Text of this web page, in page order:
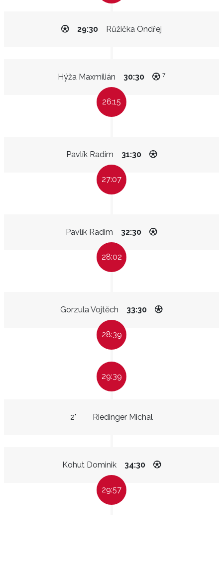
Růžička Ondřej
29:30
Hýža Maxmilián 30:30 7
26:15
Pavlík Radim 31:30
27:07
Pavlík Radim 32:30
28:02
Gorzula Vojtěch 33:30
28:39
29:39
Riedinger Michal
2"
Kohut Dominik 34:30
29:57